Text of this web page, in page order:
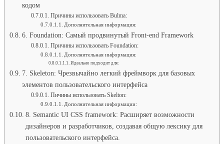
кодом
Причины использовать Bulma:
Дополнительная информация:
6. Foundation: Самый продвинутый Front-end Framework
Причины использовать Foundation:
Дополнительная информация:
Идеально подходит для:
7. Skeleton: Чрезвычайно легкий фреймворк для базовых
элементов пользовательского интерфейса
Пичины использовать Skelton:
Дополнительная информации:
8. Semantic UI CSS framework: Расширяет возможности
дизайнеров и разработчиков, создавая общую лексику для
пользовательского интерфейса.